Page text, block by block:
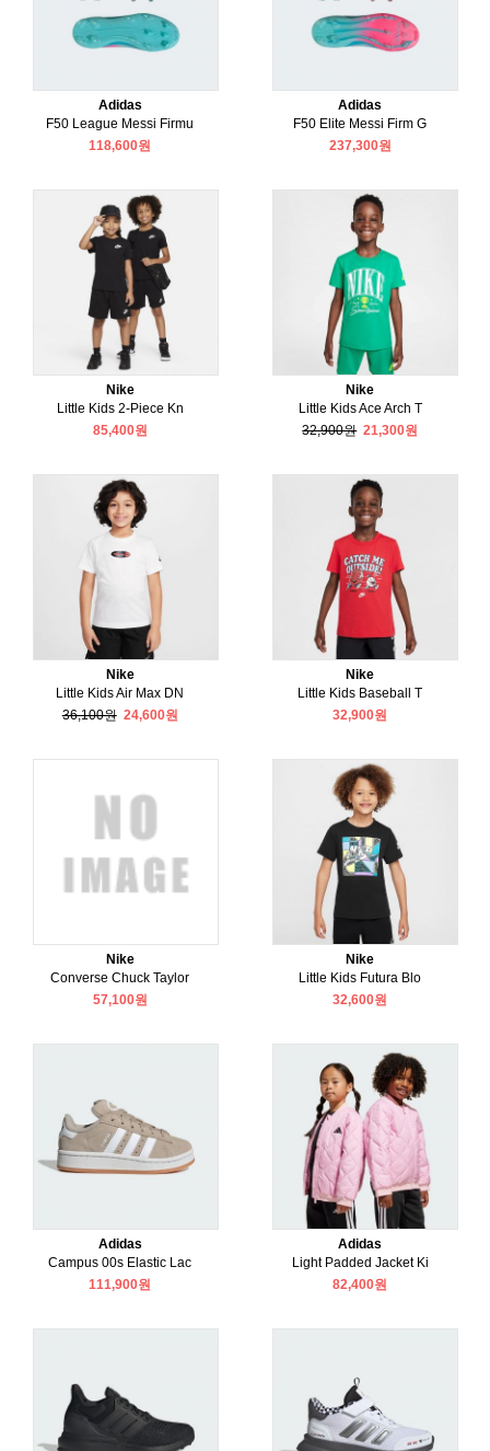
Adidas
F50 League Messi Firmu
118,600원
Adidas
F50 Elite Messi Firm G
237,300원
Nike
Little Kids 2-Piece Kn
85,400원
Nike
Little Kids Ace Arch T
32,900원 21,300원
Nike
Little Kids Air Max DN
36,100원 24,600원
Nike
Little Kids Baseball T
32,900원
Nike
Converse Chuck Taylor
57,100원
Nike
Little Kids Futura Blo
32,600원
Adidas
Campus 00s Elastic Lac
111,900원
Adidas
Light Padded Jacket Ki
82,400원